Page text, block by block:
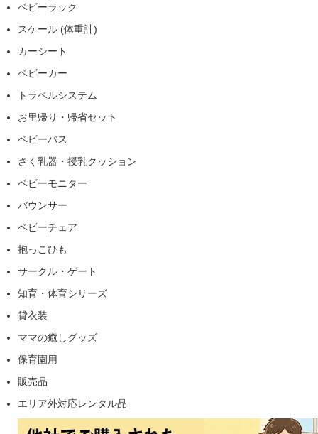
ベビーラック
スケール (体重計)
カーシート
ベビーカー
トラベルシステム
お里帰り・帰省セット
ベビーバス
さく乳器・授乳クッション
ベビーモニター
バウンサー
ベビーチェア
抱っこひも
サークル・ゲート
知育・体育シリーズ
貸衣装
ママの癒しグッズ
保育園用
販売品
エリア外対応レンタル品